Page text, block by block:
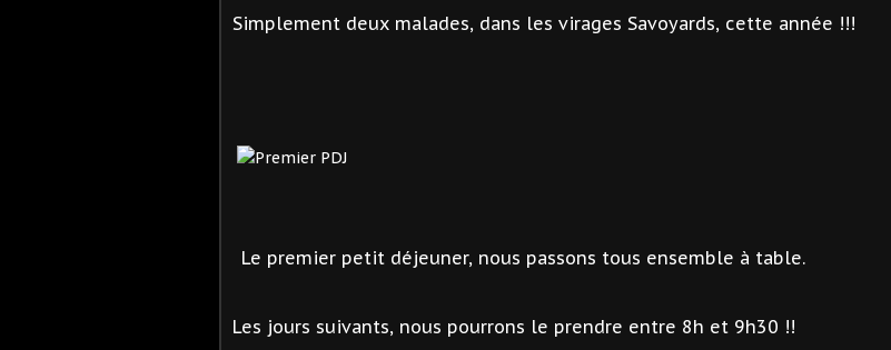
Simplement deux malades, dans les virages Savoyards, cette année !!!
Le premier petit déjeuner, nous passons tous ensemble à table.
Les jours suivants, nous pourrons le prendre entre 8h et 9h30 !!